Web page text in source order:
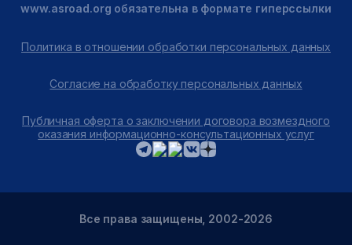
www.asroad.org обязательна в формате гиперссылки
Политика в отношении обработки персональных данных
Согласие на обработку персональных данных
Публичная оферта о заключении договора возмездного
оказания информационно-консультационных услуг
Все права защищены, 2002-2026